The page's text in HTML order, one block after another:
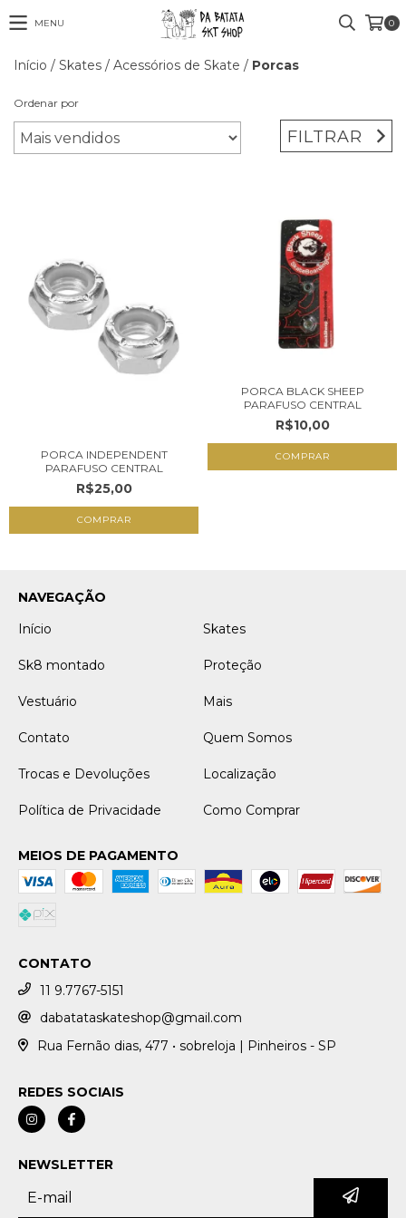
MENU 0
Início / Skates / Acessórios de Skate / Porcas
Ordenar por
FILTRAR
PORCA INDEPENDENT
PARAFUSO CENTRAL
R$25,00
PORCA BLACK SHEEP
PARAFUSO CENTRAL
R$10,00
NAVEGAÇÃO
Início
Skates
Sk8 montado Proteção
Vestuário Mais
Contato Quem Somos
Trocas e Devoluções Localização
Política de Privacidade Como Comprar
MEIOS DE PAGAMENTO
CONTATO
11 9.7767-5151
dabatataskateshop@gmail.com
Rua Fernão dias, 477 • sobreloja | Pinheiros - SP
REDES SOCIAIS
NEWSLETTER